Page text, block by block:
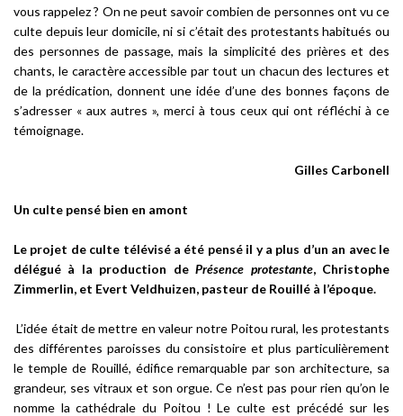
vous rappelez ? On ne peut savoir combien de personnes ont vu ce
culte depuis leur domicile, ni si c’était des protestants habitués ou
des personnes de passage, mais la simplicité des prières et des
chants, le caractère accessible par tout un chacun des lectures et
de la prédication, donnent une idée d’une des bonnes façons de
s’adresser « aux autres », merci à tous ceux qui ont réfléchi à ce
témoignage.
Gilles Carbonell
Un culte pensé bien en amont
Le projet de culte télévisé a été pensé il y a plus d’un an avec le
délégué à la production dePrésence protestante, Christophe
Zimmerlin, et Evert Veldhuizen, pasteur de Rouillé à l’époque.
L’idée était de mettre en valeur notre Poitou rural, les protestants
des différentes paroisses du consistoire et plus particulièrement
le temple de Rouillé, édifice remarquable par son architecture, sa
grandeur, ses vitraux et son orgue. Ce n’est pas pour rien qu’on le
nomme la cathédrale du Poitou ! Le culte est précédé sur les